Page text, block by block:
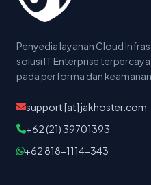
Penyedia layanan Cloud
solusi IT Enterprise
pada performa dan keamanan.
support [at] jakhoster.com
+62 (21) 39701393
+62 818-1114-343